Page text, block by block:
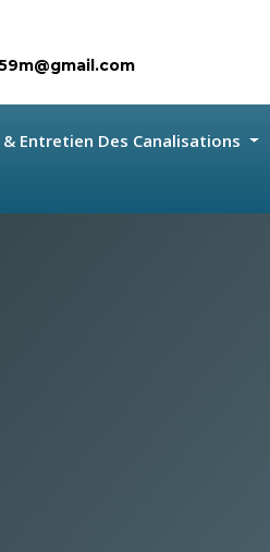
Entretien Des Canalisations